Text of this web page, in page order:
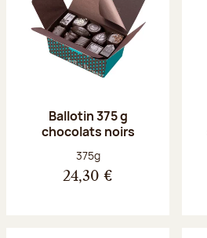
Ballotin 375 g
chocolats noirs
Poids net :
375g
24,30 €